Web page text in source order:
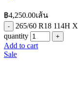
฿4,250.00เส้น
265/60 R18 114H
quantity
Add to cart
Sale